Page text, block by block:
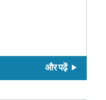
और पढ़ें